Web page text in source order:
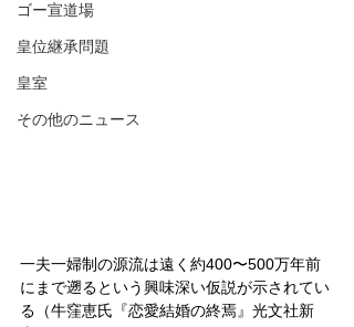
ゴー宣道場
皇位継承問題
皇室
その他のニュース
一夫一婦制の源流は遠く約400〜500万年前
にまで遡るという興味深い仮説が示されてい
る（牛窪恵氏『恋愛結婚の終焉』光文社新